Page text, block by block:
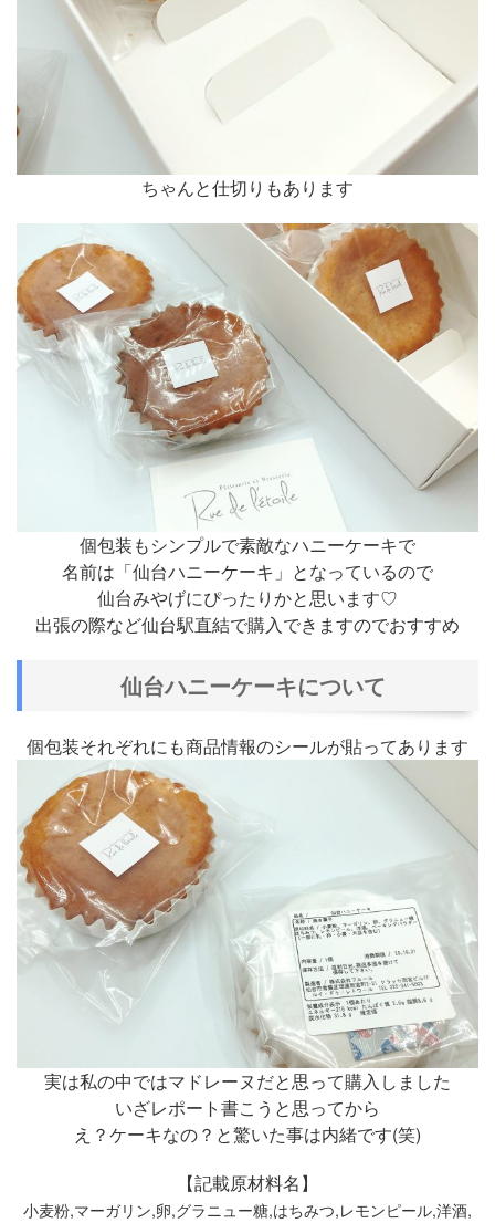
ちゃんと仕切りもあります
個包装もシンプルで素敵なハニーケーキで
名前は「仙台ハニーケーキ」となっているので
仙台みやげにぴったりかと思います♡
出張の際など仙台駅直結で購入できますのでおすすめ
仙台ハニーケーキについて
個包装それぞれにも商品情報のシールが貼ってあります
実は私の中ではマドレーヌだと思って購入しました
いざレポート書こうと思ってから
え？ケーキなの？と驚いた事は内緒です(笑)
【記載原材料名】
小麦粉,マーガリン,卵,グラニュー糖,はちみつ,レモンピール,洋酒,